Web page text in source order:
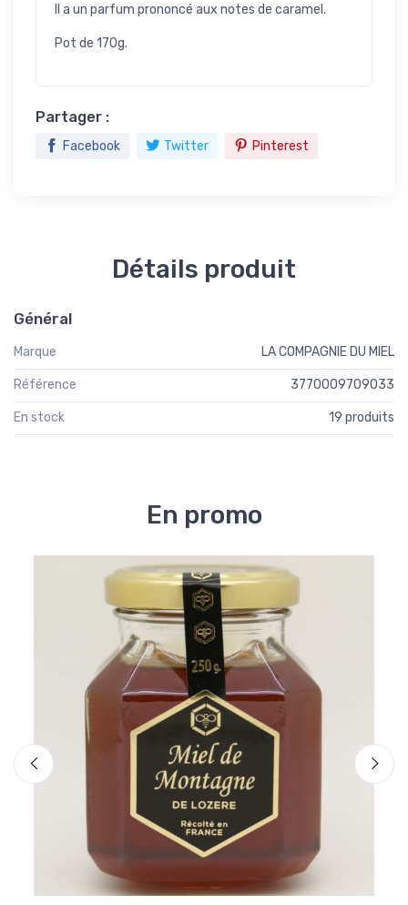
Il a un parfum prononcé aux notes de caramel.
Pot de 170g.
Partager :
Facebook Twitter Pinterest
Détails produit
Général
Marque LA COMPAGNIE DU MIEL
Référence 3770009709033
En stock 19 produits
En promo